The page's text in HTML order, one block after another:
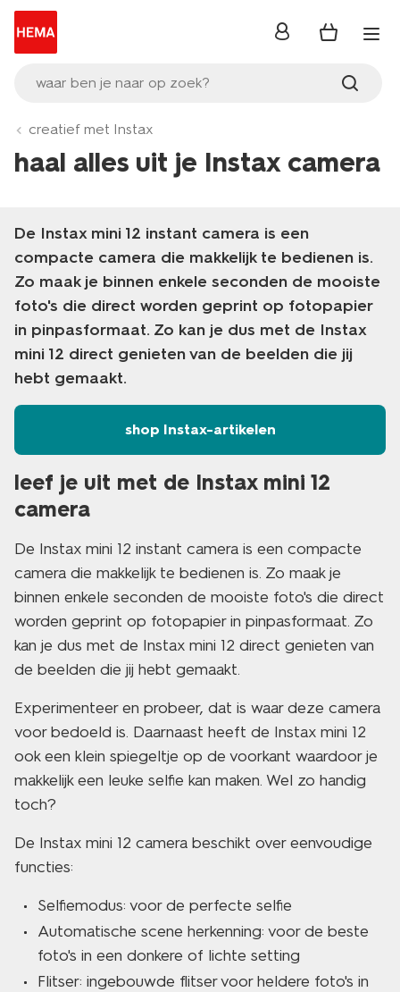
waar ben je naar op zoek?
inloggen
creatief met Instax
haal alles uit je Instax camera
De Instax mini 12 instant camera is een
compacte camera die makkelijk te bedienen is.
Zo maak je binnen enkele seconden de mooiste
foto's die direct worden geprint op fotopapier
in pinpasformaat. Zo kan je dus met de Instax
mini 12 direct genieten van de beelden die jij
hebt gemaakt.
shop Instax-artikelen
leef je uit met de Instax mini 12
camera
De Instax mini 12 instant camera is een compacte
camera die makkelijk te bedienen is. Zo maak je
binnen enkele seconden de mooiste foto's die direct
worden geprint op fotopapier in pinpasformaat. Zo
kan je dus met de Instax mini 12 direct genieten van
de beelden die jij hebt gemaakt.
Experimenteer en probeer, dat is waar deze camera
voor bedoeld is. Daarnaast heeft de Instax mini 12
ook een klein spiegeltje op de voorkant waardoor je
makkelijk een leuke selfie kan maken. Wel zo handig
toch?
De Instax mini 12 camera beschikt over eenvoudige
functies:
Selfiemodus: voor de perfecte selfie
Automatische scene herkenning: voor de beste
foto's in een donkere of lichte setting
Flitser: ingebouwde flitser voor heldere foto's in